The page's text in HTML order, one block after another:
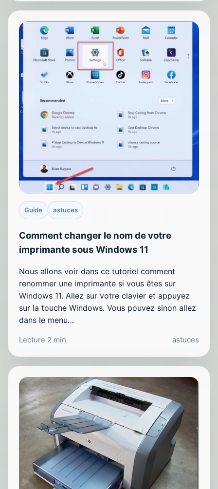
Guide astuces
Comment changer le nom de votre
imprimante sous Windows 11
Nous allons voir dans ce tutoriel comment
renommer une imprimante si vous êtes sur
Windows 11. Allez sur votre clavier et appuyez
sur la touche Windows. Vous pouvez sinon allez
dans le menu…
Lecture 2 min astuces